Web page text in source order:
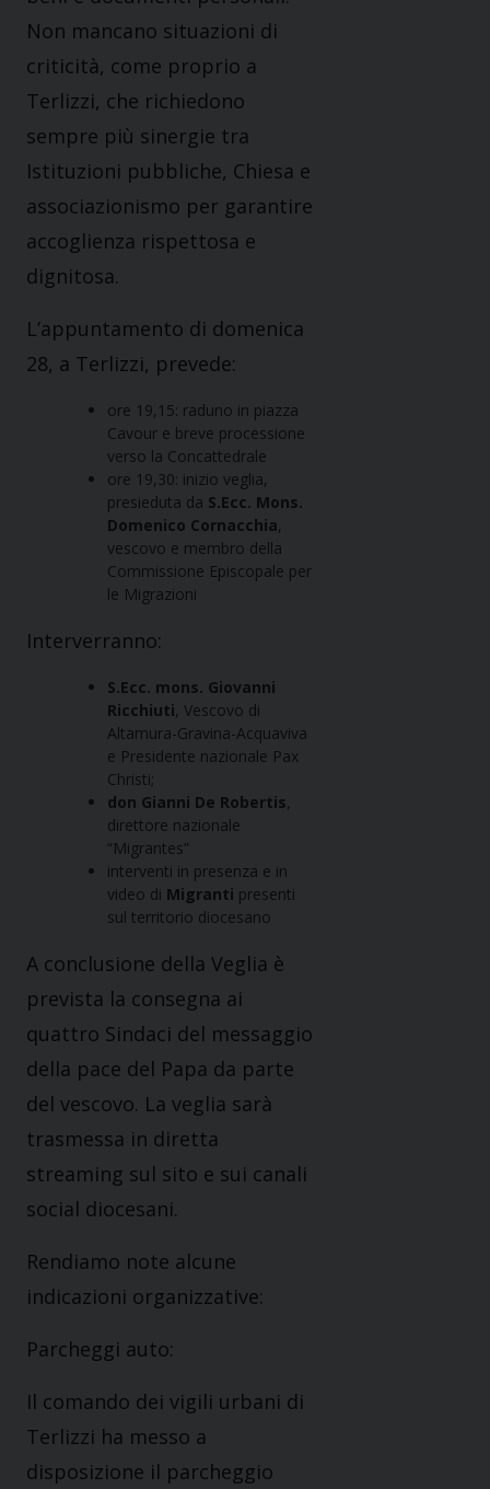
Non mancano situazioni di
criticità, come proprio a
Terlizzi, che richiedono
sempre più sinergie tra
Istituzioni pubbliche, Chiesa e
associazionismo per garantire
accoglienza rispettosa e
dignitosa.
L’appuntamento di domenica
28, a Terlizzi, prevede:
ore 19,15: raduno in piazza
Cavour e breve processione
verso la Concattedrale
ore 19,30: inizio veglia,
presieduta da S.Ecc. Mons.
Domenico Cornacchia,
vescovo e membro della
Commissione Episcopale per
le Migrazioni
Interverranno:
S.Ecc. mons. Giovanni
Ricchiuti, Vescovo di
Altamura-Gravina-Acquaviva
e Presidente nazionale Pax
Christi;
don Gianni De Robertis,
direttore nazionale
“Migrantes”
interventi in presenza e in
video di Migranti presenti
sul territorio diocesano
A conclusione della Veglia è
prevista la consegna ai
quattro Sindaci del messaggio
della pace del Papa da parte
del vescovo. La veglia sarà
trasmessa in diretta
streaming sul sito e sui canali
social diocesani.
Rendiamo note alcune
indicazioni organizzative:
Parcheggi auto:
Il comando dei vigili urbani di
Terlizzi ha messo a
disposizione il parcheggio